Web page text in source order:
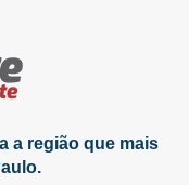
a região que mais